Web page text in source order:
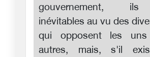
gouvernement,
inévitables au vu des
qui opposent les
autres, mais, s'il